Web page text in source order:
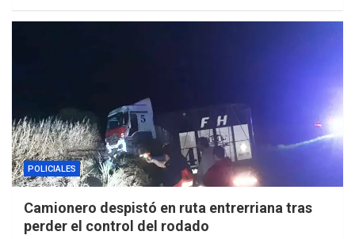
POLICIALES
Camionero despistó en ruta entrerriana tras
perder el control del rodado